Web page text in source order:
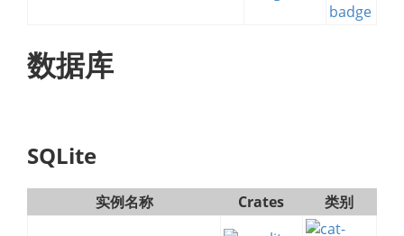
数据库
SQLite
实例名称 Crates 类别